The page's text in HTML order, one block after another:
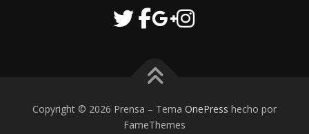
Copyright © 2026 Prensa – Tema OnePress hecho por
FameThemes